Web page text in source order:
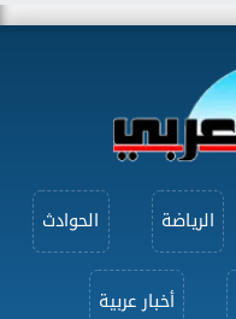
الرياضة الحوادث
أخبار عربية